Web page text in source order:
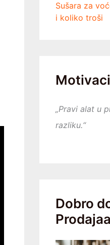
Sušara za
i koliko troši
„Pravi alat u
razliku.“
Dobro